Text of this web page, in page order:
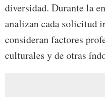
diversidad. Durante la
analizan cada solicitud
consideran factores
culturales y de otras